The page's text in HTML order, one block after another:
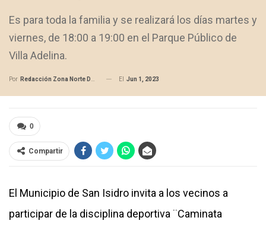
Es para toda la familia y se realizará los días martes y
viernes, de 18:00 a 19:00 en el Parque Público de
Villa Adelina.
Por Redacción Zona Norte Daily El Jun 1, 2023
0
Compartir
El Municipio de San Isidro invita a los vecinos a
participar de la disciplina deportiva ¨Caminata